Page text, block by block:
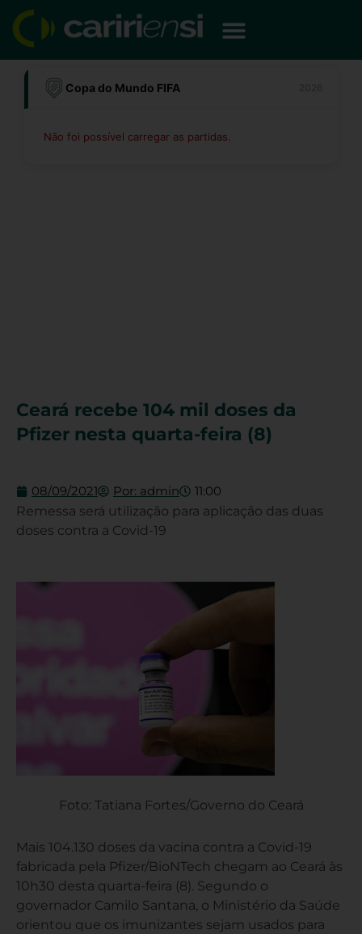
para
conteúdo
Copa do Mundo FIFA
Não foi possível carregar as partidas.
Ceará recebe 104 mil doses da
Pfizer nesta quarta-feira (8)
08/09/2021 Por: admin 11:00
Remessa será utilização para aplicação das duas
doses contra a Covid-19
Foto: Tatiana Fortes/Governo do Ceará
Mais 104.130 doses da vacina contra a Covid-19
fabricada pela Pfizer/BioNTech chegam ao Ceará às
10h30 desta quarta-feira (8). Segundo o
governador Camilo Santana, o Ministério da Saúde
orientou que os imunizantes sejam usados para